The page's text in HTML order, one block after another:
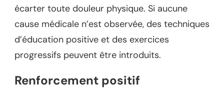
écarter toute douleur physique. Si aucune
cause médicale n’est observée, des techniques
d’éducation positive et des exercices
progressifs peuvent être introduits.
Renforcement positif